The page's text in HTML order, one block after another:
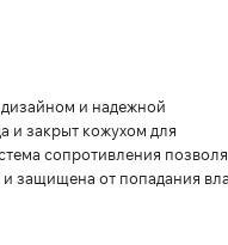
и надежной
и закрыт кожухом для
сопротивления
защищена от попадания